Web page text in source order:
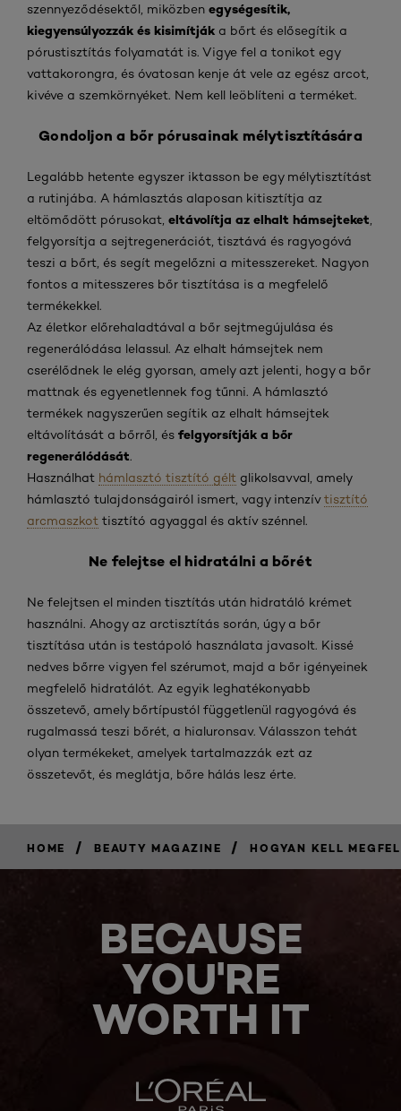
szennyeződésektől, miközben egységesítik,
kiegyensúlyozzák és kisimítják a bőrt és elősegítik a
pórustisztítás folyamatát is. Vigye fel a tonikot egy
vattakorongra, és óvatosan kenje át vele az egész arcot,
kivéve a szemkörnyéket. Nem kell leöblíteni a terméket.
Gondoljon a bőr pórusainak mélytisztítására
Legalább hetente egyszer iktasson be egy mélytisztítást
a rutinjába. A hámlasztás alaposan kitisztítja az
eltömődött pórusokat, eltávolítja az elhalt hámsejteket
felgyorsítja a sejtregenerációt, tisztává és ragyogóvá
teszi a bőrt, és segít megelőzni a mitesszereket. Nagyon
fontos a mitesszeres bőr tisztítása is a megfelelő
termékekkel.
Az életkor előrehaladtával a bőr sejtmegújulása és
regenerálódása lelassul. Az elhalt hámsejtek nem
cserélődnek le elég gyorsan, amely azt jelenti, hogy a bőr
mattnak és egyenetlennek fog tűnni. A hámlasztó
termékek nagyszerűen segítik az elhalt hámsejtek
eltávolítását a bőrről, és felgyorsítják a bőr
regenerálódását.
Használhat hámlasztó tisztító gélt glikolsavval, amely
hámlasztó tulajdonságairól ismert, vagy intenzívtisztító
arcmaszkot tisztító agyaggal és aktív szénnel.
Ne felejtse el hidratálni a bőrét
Ne felejtsen el minden tisztítás után hidratáló krémet
használni. Ahogy az arctisztítás során, úgy a bőr
tisztítása után is testápoló használata javasolt. Kissé
nedves bőrre vigyen fel szérumot, majd a bőr igényeinek
megfelelő hidratálót. Az egyik leghatékonyabb
összetevő, amely bőrtípustól függetlenül ragyogóvá és
rugalmassá teszi bőrét, a hialuronsav. Válasszon tehát
olyan termékeket, amelyek tartalmazzák ezt az
összetevőt, és meglátja, bőre hálás lesz érte.
HOME / BEAUTY MAGAZINE / HOGYAN KELL
BECAUSE
YOU'RE
WORTH IT